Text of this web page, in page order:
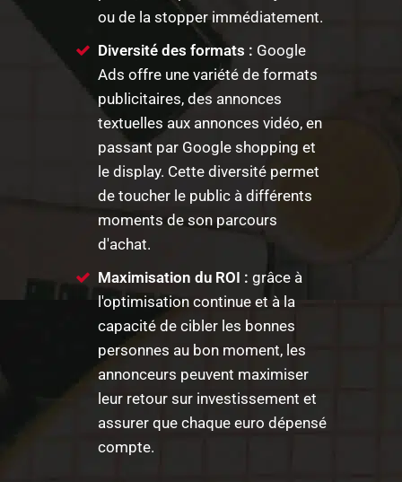
ou de la stopper immédiatement.
Diversité des formats : Google
Ads offre une variété de formats
publicitaires, des annonces
textuelles aux annonces vidéo, en
passant par Google shopping et
le display. Cette diversité permet
de toucher le public à différents
moments de son parcours
d'achat.
Maximisation du ROI : grâce à
l'optimisation continue et à la
capacité de cibler les bonnes
personnes au bon moment, les
annonceurs peuvent maximiser
leur retour sur investissement et
assurer que chaque euro dépensé
compte.